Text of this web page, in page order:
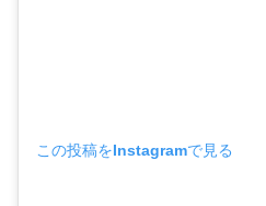
この投稿をInstagramで見る